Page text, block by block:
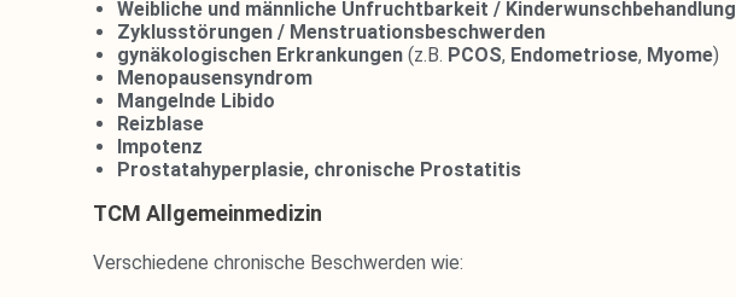
Weibliche und männliche Unfruchtbarkeit / Kinderwunschbehandlung
Zyklusstörungen / Menstruationsbeschwerden
gynäkologischen Erkrankungen (z.B. PCOS, Endometriose, Myome)
Menopausensyndrom
Mangelnde Libido
Reizblase
Impotenz
Prostatahyperplasie, chronische Prostatitis
TCM Allgemeinmedizin
Verschiedene chronische Beschwerden wie: